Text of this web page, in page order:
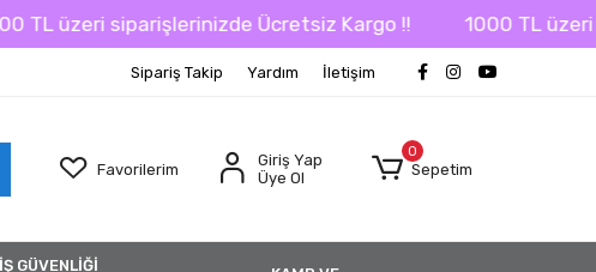
TL üzeri siparişlerinizde Ücretsiz Kargo !! 1000 TL üzeri
Sipariş Takip Yardım İletişim
Favorilerim
Giriş Yap
Üye Ol
0
Sepetim
İŞ GÜVENLİĞİ